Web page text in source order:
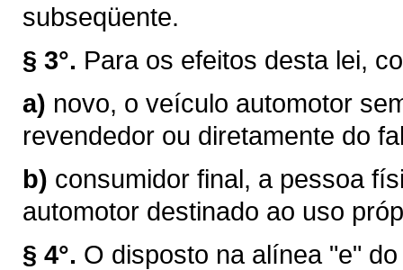
subseqüente.
§ 3°. Para os efeitos desta lei,
a) novo, o veículo automotor
revendedor ou diretamente do
b) consumidor final, a pessoa
automotor destinado ao uso
§ 4°. O disposto na alínea "e"